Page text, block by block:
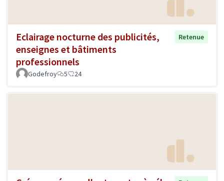
Eclairage nocturne des publicités,
enseignes et bâtiments
professionnels
Retenue
Godefroy 5 24